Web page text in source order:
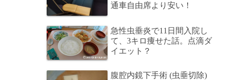
通車自由席より安い！
急性虫垂炎で11日間入院し
て、3キロ痩せた話。点滴ダ
イエット？
腹腔内鏡下手術 (虫垂切除)